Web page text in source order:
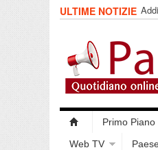
ULTIME NOTIZIE
Primo Piano
Web TV